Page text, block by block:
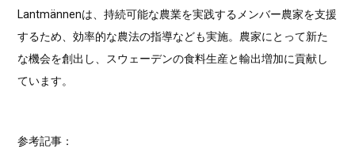
Lantmännenは、持続可能な農業を実践するメンバー農家を支援
するため、効率的な農法の指導なども実施。農家にとって新た
な機会を創出し、スウェーデンの食料生産と輸出増加に貢献し
ています。
参考記事：